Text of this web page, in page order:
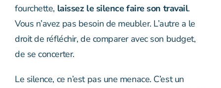
fourchette, laissez le silence faire son travail.
Vous n’avez pas besoin de meubler. L’autre a le
droit de réfléchir, de comparer avec son budget,
de se concerter.
Le silence, ce n’est pas une menace. C’est un